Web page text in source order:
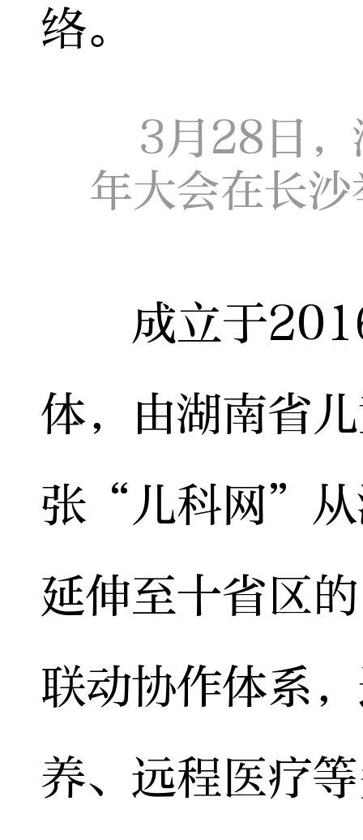
络。
3月28日，
年大会在长
成立于2016
体，由湖南省
张“儿科网”从
延伸至十省区
联动协作体系
养、远程医疗